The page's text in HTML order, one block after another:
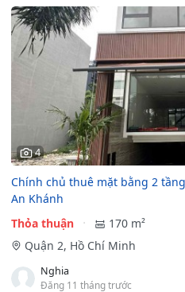
4
Chính chủ thuê mặt bằng 2
An Khánh
Thỏa thuận
170 m²
Quận 2, Hồ Chí Minh
Nghia
Đăng 11 tháng trước